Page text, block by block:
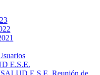
E.S.E.
E.S.E. Reunión de